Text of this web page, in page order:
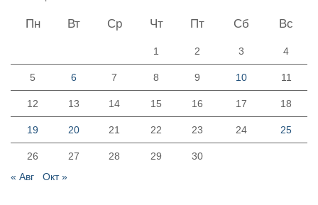
Пн Вт Ср Чт Пт Сб Вс
1 2 3 4
5 6 7 8 9 10 11
12 13 14 15 16 17 18
19 20 21 22 23 24 25
26 27 28 29
30
« Авг
Окт »